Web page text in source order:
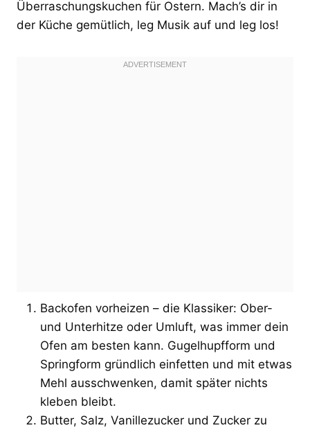
Überraschungskuchen für Ostern. Mach’s dir in
der Küche gemütlich, leg Musik auf und leg los!
Backofen vorheizen – die Klassiker: Ober-
und Unterhitze oder Umluft, was immer dein
Ofen am besten kann. Gugelhupfform und
Springform gründlich einfetten und mit etwas
Mehl ausschwenken, damit später nichts
kleben bleibt.
Butter, Salz, Vanillezucker und Zucker zu